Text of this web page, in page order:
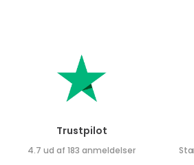
Trustpilot
4.7 ud af 183 anmeldelser